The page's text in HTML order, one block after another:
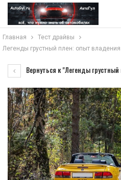
Главная
Тест драйвы
Легенды грустный плен: опыт владения
Вернуться к "Легенды